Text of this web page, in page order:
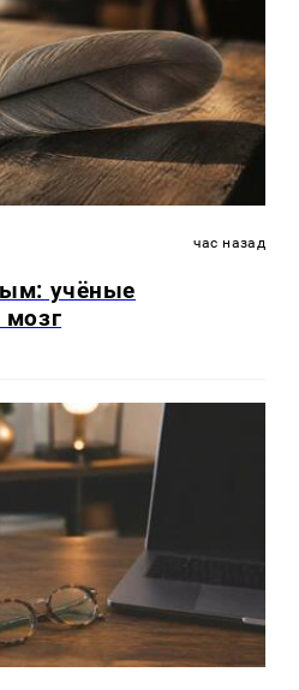
час назад
учёные
мозг